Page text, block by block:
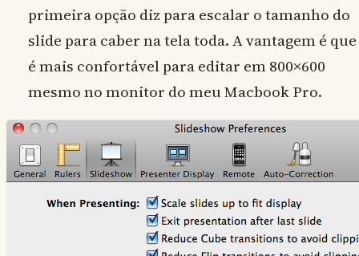
primeira opção diz para escalar o tamanho do
slide para caber na tela toda. A vantagem é que
é mais confortável para editar em 800×600
mesmo no monitor do meu Macbook Pro.